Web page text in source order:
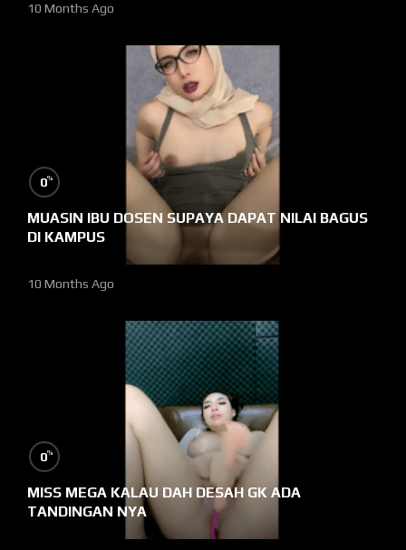
10 Months Ago
0%
MUASIN IBU DOSEN SUPAYA DAPAT NILAI BAGUS
DI KAMPUS
10 Months Ago
0%
MISS MEGA KALAU DAH DESAH GK ADA
TANDINGAN NYA